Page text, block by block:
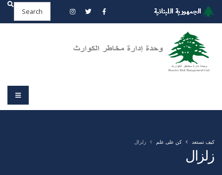
زلزال
كيف تستعد كن على علم زلزال